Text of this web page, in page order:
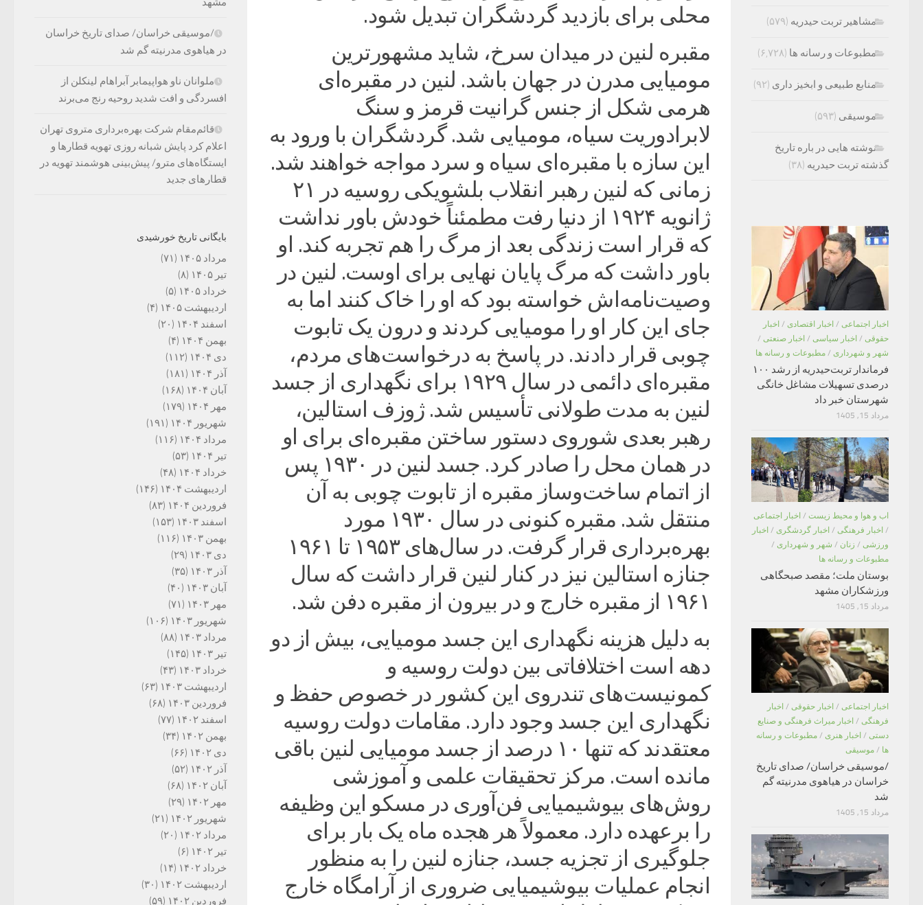
محلی برای بازدید گردشگران تبدیل شود.
مقبره لنین در میدان سرخ، شاید مشهورترین
مومیایی مدرن در جهان باشد. لنین در مقبره‌ای
هرمی شکل از جنس گرانیت قرمز و سنگ
لابرادوریت سیاه، مومیایی شد. گردشگران با ورود به
این سازه با مقبره‌ای سیاه و سرد مواجه خواهند شد.
زمانی که لنین رهبر انقلاب بلشویکی روسیه در ۲۱
ژانویه ۱۹۲۴ از دنیا رفت مطمئناً خودش باور نداشت
که قرار است زندگی بعد از مرگ را هم تجربه کند. او
باور داشت که مرگ پایان نهایی برای اوست. لنین در
وصیت‌نامه‌اش خواسته بود که او را خاک کنند اما به
جای این کار او را مومیایی کردند و درون یک تابوت
چوبی قرار دادند. در پاسخ به درخواست‌های مردم،
مقبره‌ای دائمی در سال ۱۹۲۹ برای نگهداری از جسد
لنین به مدت طولانی تأسیس شد. ژوزف استالین،
رهبر بعدی شوروی دستور ساختن مقبره‌ای برای او
در همان محل را صادر کرد. جسد لنین در ۱۹۳۰ پس
از اتمام ساخت‌و‌ساز مقبره از تابوت چوبی به آن
منتقل شد. مقبره کنونی در سال ۱۹۳۰ مورد
بهره‌برداری قرار گرفت. در سال‌های ۱۹۵۳ تا ۱۹۶۱
جنازه استالین نیز در کنار لنین قرار داشت که سال
۱۹۶۱ از مقبره خارج و در بیرون از مقبره دفن شد.
به دلیل هزینه نگهداری این جسد مومیایی، بیش از دو
دهه است اختلافاتی بین دولت روسیه و
کمونیست‌های تندروی این کشور در خصوص حفظ و
نگهداری این جسد وجود دارد. مقامات دولت روسیه
معتقدند که تنها ۱۰ درصد از جسد مومیایی لنین باقی
مانده است. مرکز تحقیقات علمی و آموزشی
روش‌های بیوشیمیایی فن‌آوری در مسکو این وظیفه
را برعهده دارد. معمولاً هر هجده ماه یک بار برای
جلوگیری از تجزیه جسد، جنازه لنین را به منظور
انجام عملیات بیوشیمیایی ضروری از آرامگاه خارج
/موسیقی خراسان/ صدای تاریخ خراسان
در هیاهوی مدرنیته گم شد
ملوانان ناو هواپیمابر آبراهام لینکلن از
افسردگی و افت شدید روحیه رنج می‌برند
قائم‌مقام شرکت بهره‌برداری متروی تهران
اعلام کرد پایش شبانه روزی تهویه قطارها و
ایستگاه‌های مترو/ پیش‌بینی هوشمند تهویه در
قطارهای جدید
بایگانی تاریخ خورشیدی
مرداد ۱۴۰۵
(۷۱)
تیر ۱۴۰۵
(۸)
خرداد ۱۴۰۵
(۵)
اردیبهشت ۱۴۰۵
(۴)
اسفند ۱۴۰۴
(۲۰)
بهمن ۱۴۰۴
(۴)
دی ۱۴۰۴
(۱۱۲)
آذر ۱۴۰۴
(۱۸۱)
آبان ۱۴۰۴
(۱۶۸)
مهر ۱۴۰۴
(۱۷۹)
شهریور ۱۴۰۴
(۱۹۱)
مرداد ۱۴۰۴
(۱۱۶)
تیر ۱۴۰۴
(۵۳)
خرداد ۱۴۰۴
(۴۸)
اردیبهشت ۱۴۰۴
(۱۴۶)
فروردین ۱۴۰۴
(۸۳)
اسفند ۱۴۰۳
(۱۵۳)
بهمن ۱۴۰۳
(۱۱۶)
دی ۱۴۰۳
(۲۹)
آذر ۱۴۰۳
(۳۵)
آبان ۱۴۰۳
(۴۰)
مهر ۱۴۰۳
(۷۱)
شهریور ۱۴۰۳
(۱۰۶)
مرداد ۱۴۰۳
(۸۸)
تیر ۱۴۰۳
(۱۴۵)
خرداد ۱۴۰۳
(۴۳)
اردیبهشت ۱۴۰۳
(۶۳)
فروردین ۱۴۰۳
(۶۸)
اسفند ۱۴۰۲
(۷۷)
بهمن ۱۴۰۲
(۳۴)
دی ۱۴۰۲
(۶۶)
آذر ۱۴۰۲
(۵۲)
آبان ۱۴۰۲
(۶۸)
مهر ۱۴۰۲
(۲۹)
شهریور ۱۴۰۲
(۲۱)
مرداد ۱۴۰۲
(۲۰)
تیر ۱۴۰۲
(۶)
خرداد ۱۴۰۲
(۱۴)
اردیبهشت ۱۴۰۲
(۳۰)
فروردین ۱۴۰۲
(۵۹)
مشاهیر تربت حیدریه (۵۷۹)
مطبوعات و رسانه ها (۶,۷۲۸)
منابع طبیعی و ابخیز داری (۹۲)
موسیقی (۵۹۳)
نوشته هایی در باره تاریخ
گذشته تربت حیدریه (۳۸)
اخبار اجتماعی / اخبار اقتصادی / اخبار
حقوقی / اخبار سیاسی / اخبار صنعتی /
شهر و شهرداری / مطبوعات و رسانه ها
فرماندار تربت‌حیدریه از رشد ۱۰۰
درصدی تسهیلات مشاغل خانگی
شهرستان خبر داد
مرداد 15, 1405
اب و هوا و محیط زیست / اخبار اجتماعی
/ اخبار فرهنگی / اخبار گردشگری / اخبار
ورزشی / زنان / شهر و شهرداری /
مطبوعات و رسانه ها
بوستان ملت؛ مقصد صبحگاهی
ورزشکاران مشهد
مرداد 15, 1405
اخبار اجتماعی / اخبار حقوقی / اخبار
فرهنگی / اخبار میراث فرهنگی و صنایع
دستی / اخبار هنری / مطبوعات و رسانه
ها / موسیقی
/موسیقی خراسان/ صدای تاریخ
خراسان در هیاهوی مدرنیته گم
شد
مرداد 15, 1405